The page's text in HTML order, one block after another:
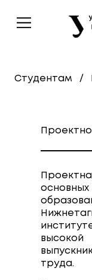
Студентам /
высокой
труда.